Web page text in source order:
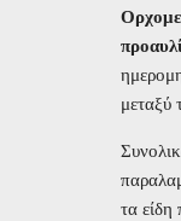
μεταξύ
τα είδη